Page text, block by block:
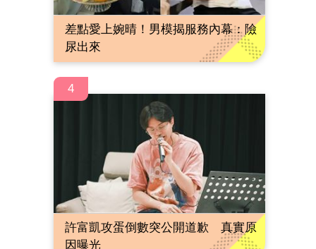
差點愛上婉晴！男模揭服務內幕：險
尿出來
4
許富凱攻蛋倒數突公開道歉 真實原
因曝光